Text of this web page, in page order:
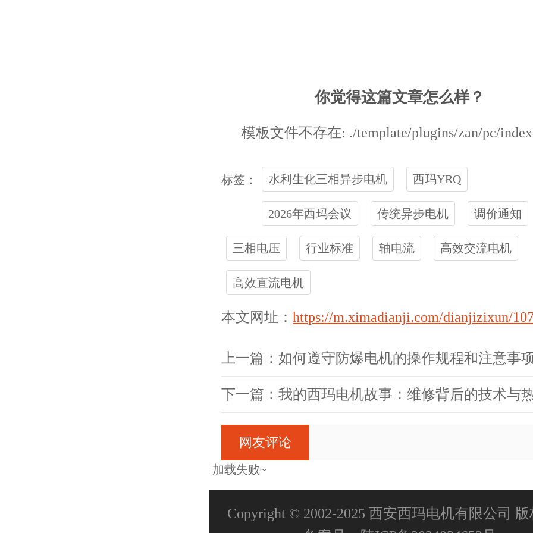
你觉得这篇文章怎么样？
模板文件不存在: ./template/plugins/zan/pc/
标签： 水利生化三相异步电机 西玛YRQ
2026年西玛会议 传统异步电机 调价通知
三相电压 行业标准 轴电流 高效交流电机
高效直流电机
本文网址： https://m.ximadianji.com/dianjizixun/
上一篇：如何遵守防爆电机的操作规程和注意事
下一篇：我的西玛电机故事：维修背后的技术与
网友评论
加载失败~
Copyright © 2002-2025 西安西玛电机有限公司